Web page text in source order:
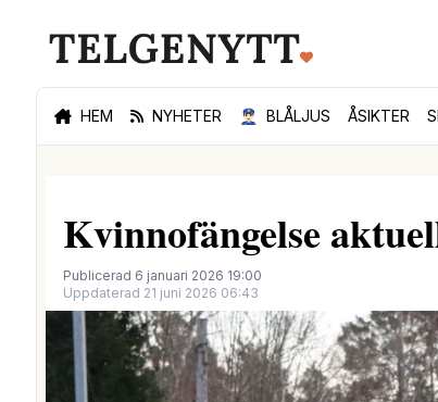
HEM NYHETER 👮🏻‍♂️ BLÅLJUS ÅSIKTER
Kvinnofängelse
Publicerad 6 januari 2026 19:00
Uppdaterad 21 juni 2026 06:43